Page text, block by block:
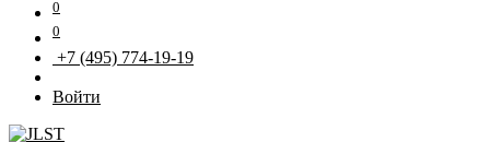
0
0
+7 (495) 774-19-19
Войти